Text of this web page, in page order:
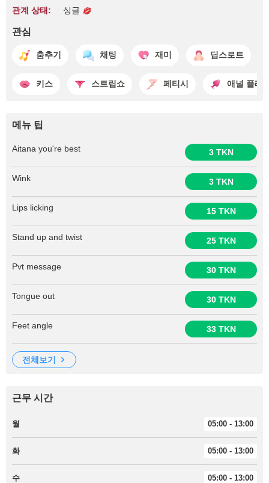
관계 상태: 싱글
관심
춤추기 채팅 재미 딥스로트
키스 스트립쇼 페티시 애널 플레
메뉴 팁
Aitana you're best 3 TKN
Wink 3 TKN
Lips licking 15 TKN
Stand up and twist 25 TKN
Pvt message 30 TKN
Tongue out 30 TKN
Feet angle 33 TKN
전체보기
근무 시간
월 05:00 - 13:00
화 05:00 - 13:00
수 05:00 - 13:00